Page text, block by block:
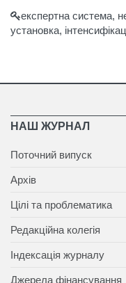
експертна система,
установка,
НАШ ЖУРНАЛ
Поточний випуск
Архів
Цілі та проблематика
Редакційна колегія
Індексація журналу
Джерела фінансування